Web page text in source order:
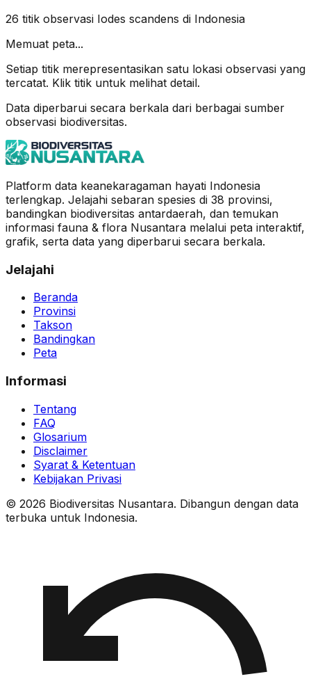
26 titik observasi Iodes scandens di Indonesia
Memuat peta...
Setiap titik merepresentasikan satu lokasi observasi yang
tercatat. Klik titik untuk melihat detail.
Data diperbarui secara berkala dari berbagai sumber
observasi biodiversitas.
Platform data keanekaragaman hayati Indonesia
terlengkap. Jelajahi sebaran spesies di 38 provinsi,
bandingkan biodiversitas antardaerah, dan temukan
informasi fauna & flora Nusantara melalui peta interaktif,
grafik, serta data yang diperbarui secara berkala.
Jelajahi
Beranda
Provinsi
Takson
Bandingkan
Peta
Informasi
Tentang
FAQ
Glosarium
Disclaimer
Syarat & Ketentuan
Kebijakan Privasi
© 2026 Biodiversitas Nusantara. Dibangun dengan data
terbuka untuk Indonesia.